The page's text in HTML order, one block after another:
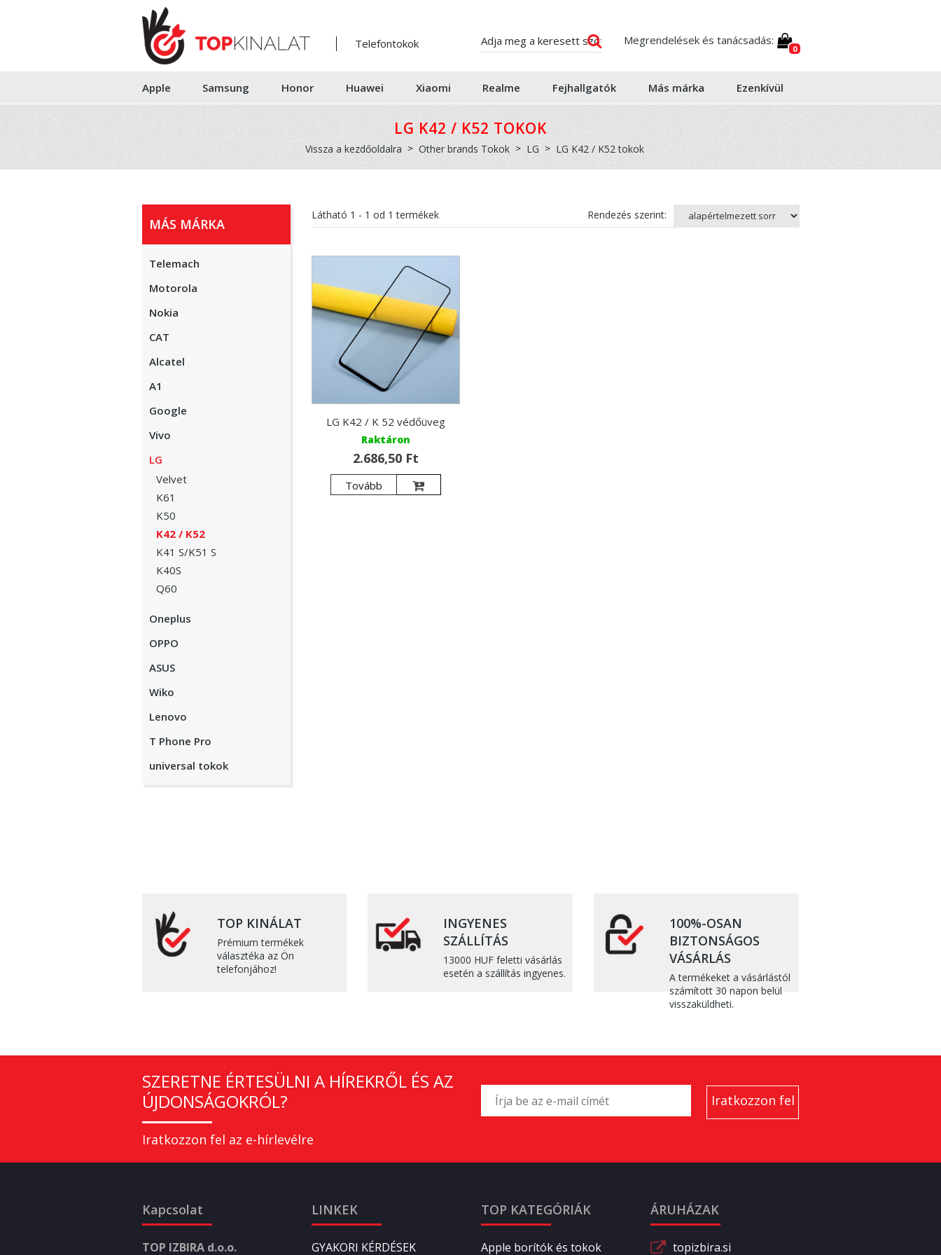
Telefontokok Megrendelések és tanácsadás:
0
Apple Samsung Honor Huawei Xiaomi Realme Fejhallgatók Más márka Ezenkívül
LG K42 / K52 TOKOK
Vissza a kezdőoldalra Other brands Tokok LG LG K42 / K52 tokok
MÁS MÁRKA
Telemach
Motorola
Nokia
CAT
Alcatel
A1
Google
Vivo
LG
Velvet
K61
K50
K42 / K52
K41 S/K51 S
K40S
Q60
Oneplus
OPPO
ASUS
Wiko
Lenovo
T Phone Pro
universal tokok
Látható 1 - 1 od 1 termékek Rendezés szerint:
LG K42 / K 52 védőüveg
Raktáron
2.686,50 Ft
Tovább
TOP KINÁLAT
Prémium termékek
választéka az Ön
telefonjához!
INGYENES
SZÁLLÍTÁS
13000 HUF feletti vásárlás
esetén a szállítás ingyenes.
100%-OSAN
BIZTONSÁGOS
VÁSÁRLÁS
A termékeket a vásárlástól
számított 30 napon belül
visszaküldheti.
SZERETNE ÉRTESÜLNI A HÍREKRŐL ÉS AZ
ÚJDONSÁGOKRÓL?
Iratkozzon fel az e-hírlevélre
Kapcsolat
TOP IZBIRA d.o.o.
LINKEK
GYAKORI KÉRDÉSEK
TOP KATEGÓRIÁK
Apple borítók és tokok
ÁRUHÁZAK
topizbira.si